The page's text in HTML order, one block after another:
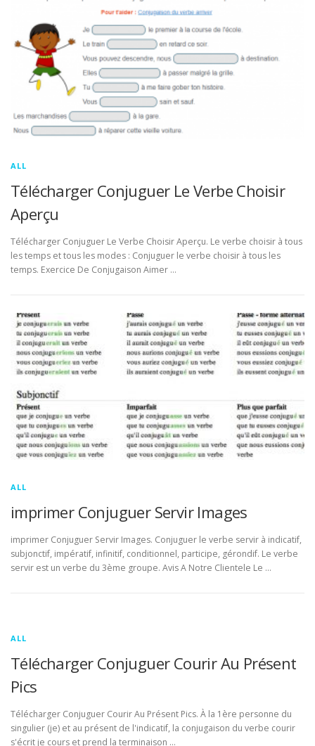
ALL
Télécharger Conjuguer Le Verbe Choisir
Aperçu
Télécharger Conjuguer Le Verbe Choisir Aperçu. Le verbe choisir à tous
les temps et tous les modes : Conjuguer le verbe choisir à tous les
temps. Exercice De Conjugaison Aimer …
ALL
imprimer Conjuguer Servir Images
imprimer Conjuguer Servir Images. Conjuguer le verbe servir à indicatif,
subjonctif, impératif, infinitif, conditionnel, participe, gérondif. Le verbe
servir est un verbe du 3ème groupe. Avis A Notre Clientele Le …
ALL
Télécharger Conjuguer Courir Au Présent
Pics
Télécharger Conjuguer Courir Au Présent Pics. À la 1ère personne du
singulier (je) et au présent de l'indicatif, la conjugaison du verbe courir
s'écrit je cours et prend la terminaison …